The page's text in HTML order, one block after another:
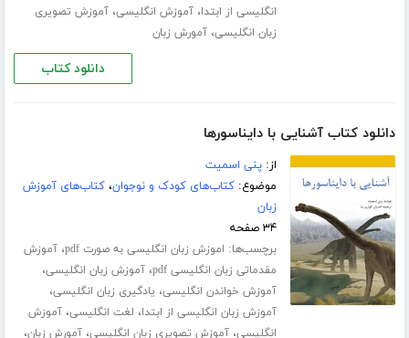
انگلیسی از ابتدا،آموزش انگلیسی،آموزش تصویری
زبان انگلیسی،آمورش زبان
دانلود کتاب
دانلود کتاب آشنایی با دایناسورها
از:پنی اسمیت
موضوع:کتاب‌های کودک و نوجوان،کتاب‌های آموزش
زبان
۳۴ صفحه
برچسب‌ها: اموزش زبان انگلیسی به صورت pdf ،آموزش
مقدماتی زبان انگلیسی pdf
،آموزش زبان انگلیسی،
آموزش خواندن انگلیسی، یادگیری زبان انگلیسی،
آموزش زبان انگلیسی از ابتدا، لغت انگلیسی،آموزش
انگلیسی،آموزش تصویری زبان انگلیسی،آمورش زبان،